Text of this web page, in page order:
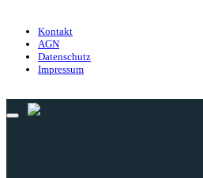
Kontakt
AGN
Datenschutz
Impressum